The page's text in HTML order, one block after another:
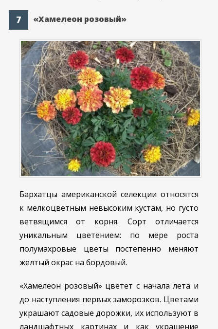
«Хамелеон розовый»
Бархатцы американской селекции относятся
к мелкоцветным невысоким кустам, но густо
ветвящимся от корня. Сорт отличается
уникальным цветением: по мере роста
полумахровые цветы постепенно меняют
желтый окрас на бордовый.
«Хамелеон розовый» цветет с начала лета и
до наступления первых заморозков. Цветами
украшают садовые дорожки, их используют в
ландшафтных картинах и как украшение